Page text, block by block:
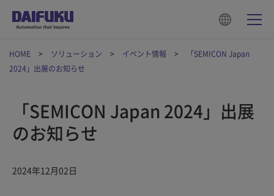
HOME ソリューション イベント情報
「SEMICON Japan
2024」出展のお知らせ
「SEMICON Japan 2024」出展
のお知らせ
2024年12月02日